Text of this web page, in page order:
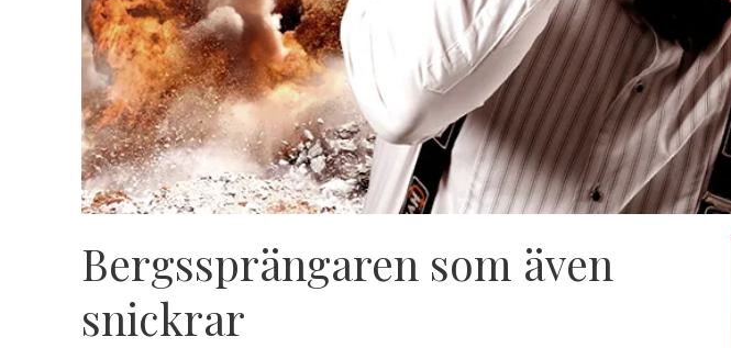
Bergssprängaren som även
snickrar